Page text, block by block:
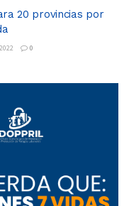
20 provincias por
0